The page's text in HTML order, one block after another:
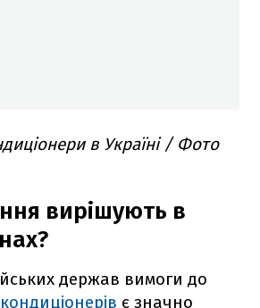
в Україні / Фото
вирішують в
держав вимоги до
є значно